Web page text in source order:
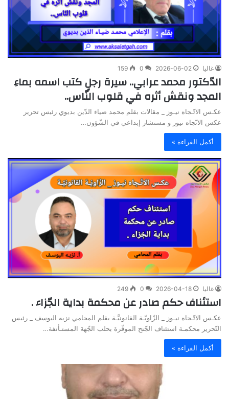
غاليا 2026-06-02
0
159
الدّكتور محمد عرابي.. سيرة رجلٍ كتب اسمه بماءِ
المجد ونقش أثره في قلوب النّاس..
عكـس الاتّـجاه نيـوز _ مقالات بقلم محمد ضياء الدّين بديوي رئيس تحرير
عكس الاتّجاه نيوز و مستشار إبداعي في الشّؤون…
أكمل القراءة »
غاليا 2026-04-18
0
249
استئناف حكم صادر عن محكمة بداية الجّزاء .
عكـس الاتّـجاه نيـوز _ الزّاويّـة القانونيَّـة بقلم المحامي نزيه اليوسف _ رئيس
التّحرير محكمـة استئناف الجّنح الموقّرة بحلب الجّهة المستـأنفة…
أكمل القراءة »